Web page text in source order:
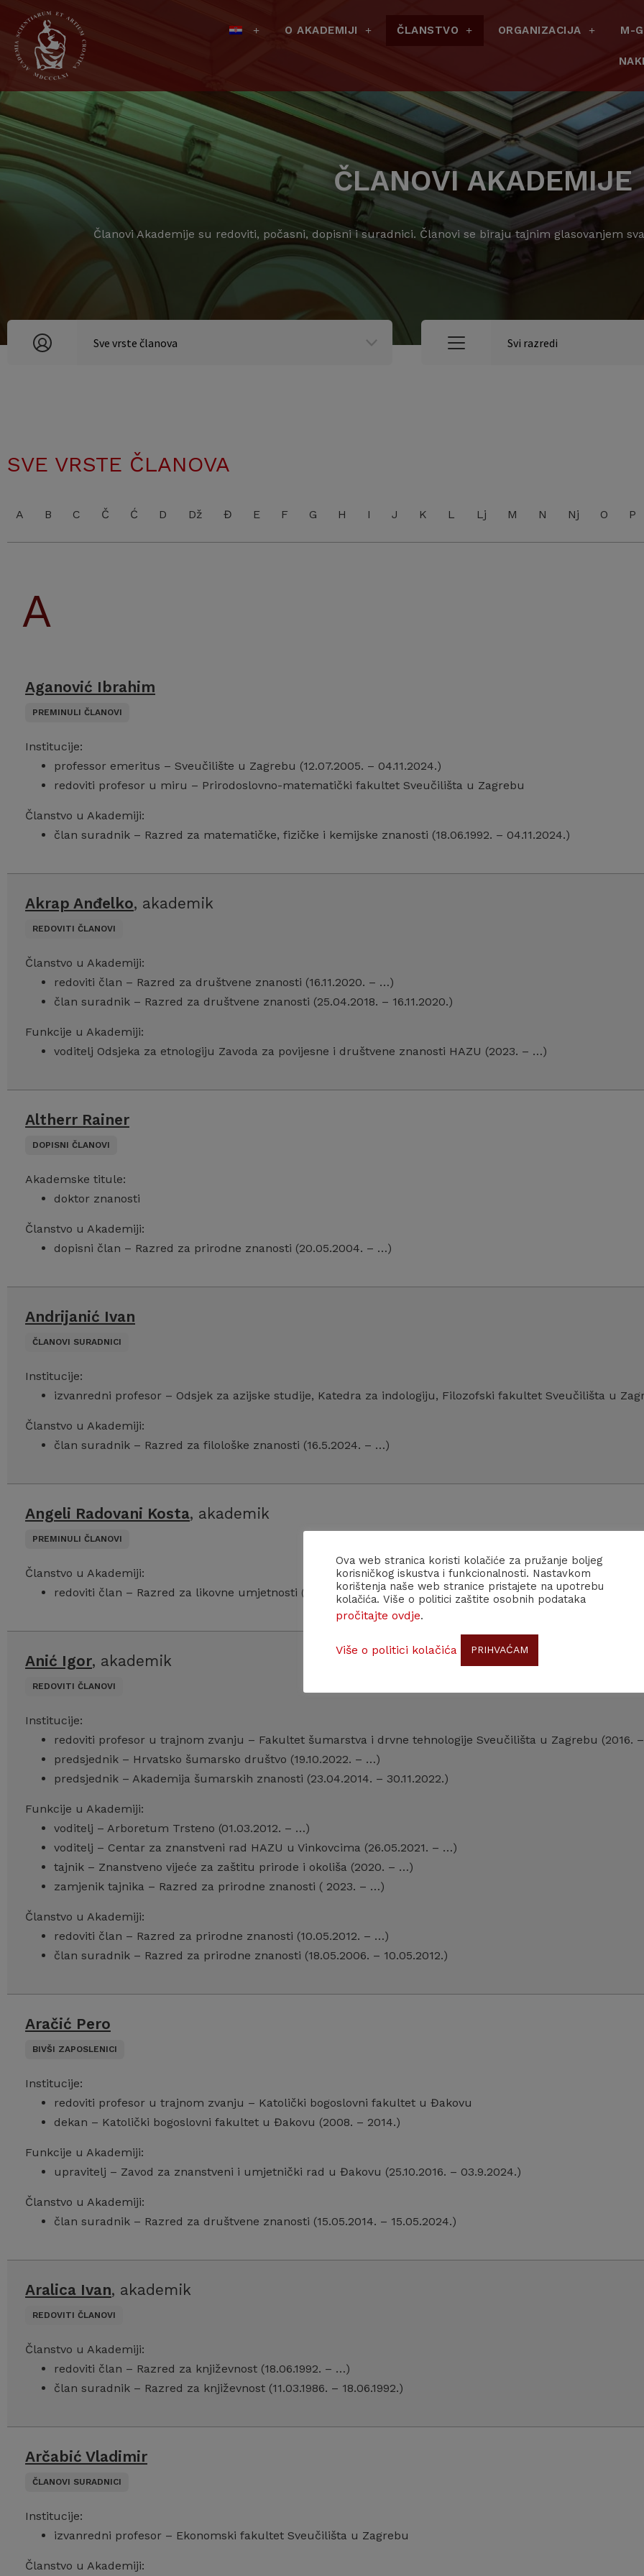
O AKADEMIJI ČLANSTVO ORGANIZACIJA M-
ČLANOVI AKADEMIJE
Članovi Akademije su redoviti, počasni, dopisni i suradnici. Članovi se biraju tajnim glasovanjem
SVE VRSTE ČLANOVA
A B C Č Ć D Dž Đ E F G H I J K L Lj M N Nj O P
Aganović Ibrahim
PREMINULI ČLANOVI
Institucije:
professor emeritus – Sveučilište u Zagrebu (12.07.2005. – 04.11.2024.)
redoviti profesor u miru – Prirodoslovno-matematički fakultet Sveučilišta u Zagrebu
Članstvo u Akademiji:
član suradnik – Razred za matematičke, fizičke i kemijske znanosti (18.06.1992. – 04.11.2024.)
Akrap Anđelko, akademik
REDOVITI ČLANOVI
Članstvo u Akademiji:
redoviti član – Razred za društvene znanosti (16.11.2020. – …)
član suradnik – Razred za društvene znanosti (25.04.2018. – 16.11.2020.)
Funkcije u Akademiji:
voditelj Odsjeka za etnologiju Zavoda za povijesne i društvene znanosti HAZU (2023. – …)
Altherr Rainer
DOPISNI ČLANOVI
Akademske titule:
doktor znanosti
Članstvo u Akademiji:
dopisni član – Razred za prirodne znanosti (20.05.2004. – …)
Andrijanić Ivan
ČLANOVI SURADNICI
Institucije:
izvanredni profesor – Odsjek za azijske studije, Katedra za indologiju, Filozofski fakultet Sveučilišta u
Članstvo u Akademiji:
član suradnik – Razred za filološke znanosti (16.5.2024. – …)
Angeli Radovani Kosta, akademik
PREMINULI ČLANOVI
Članstvo u Akademiji:
redoviti član – Razred za likovne umjetnosti (03.12.1992. – 27.02.2002.)
Anić Igor, akademik
REDOVITI ČLANOVI
Institucije:
redoviti profesor u trajnom zvanju – Fakultet šumarstva i drvne tehnologije Sveučilišta u Zagrebu (2016.
predsjednik – Hrvatsko šumarsko društvo (19.10.2022. – …)
predsjednik – Akademija šumarskih znanosti (23.04.2014. – 30.11.2022.)
Funkcije u Akademiji:
voditelj – Arboretum Trsteno (01.03.2012. – …)
voditelj – Centar za znanstveni rad HAZU u Vinkovcima (26.05.2021. – …)
tajnik – Znanstveno vijeće za zaštitu prirode i okoliša (2020. – …)
zamjenik tajnika – Razred za prirodne znanosti ( 2023. – …)
Članstvo u Akademiji:
redoviti član – Razred za prirodne znanosti (10.05.2012. – …)
član suradnik – Razred za prirodne znanosti (18.05.2006. – 10.05.2012.)
Aračić Pero
BIVŠI ZAPOSLENICI
Institucije:
redoviti profesor u trajnom zvanju – Katolički bogoslovni fakultet u Đakovu
dekan – Katolički bogoslovni fakultet u Đakovu (2008. – 2014.)
Funkcije u Akademiji:
upravitelj – Zavod za znanstveni i umjetnički rad u Đakovu (25.10.2016. – 03.9.2024.)
Članstvo u Akademiji:
član suradnik – Razred za društvene znanosti (15.05.2014. – 15.05.2024.)
Aralica Ivan, akademik
REDOVITI ČLANOVI
Članstvo u Akademiji:
redoviti član – Razred za književnost (18.06.1992. – …)
član suradnik – Razred za književnost (11.03.1986. – 18.06.1992.)
Arčabić Vladimir
ČLANOVI SURADNICI
Institucije:
izvanredni profesor – Ekonomski fakultet Sveučilišta u Zagrebu
Članstvo u Akademiji:
Ova web stranica koristi kolačiće za pružanje boljeg
korisničkog iskustva i funkcionalnosti. Nastavkom
korištenja naše web stranice pristajete na upotrebu
kolačića. Više o politici zaštite osobnih podataka
pročitajte ovdje.
Više o politici kolačića PRIHVAĆAM